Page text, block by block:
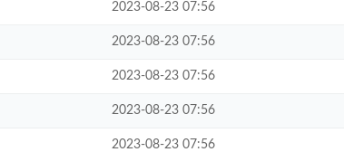
2023-08-23 07:56
2023-08-23 07:56
2023-08-23 07:56
2023-08-23 07:56
2023-08-23 07:56